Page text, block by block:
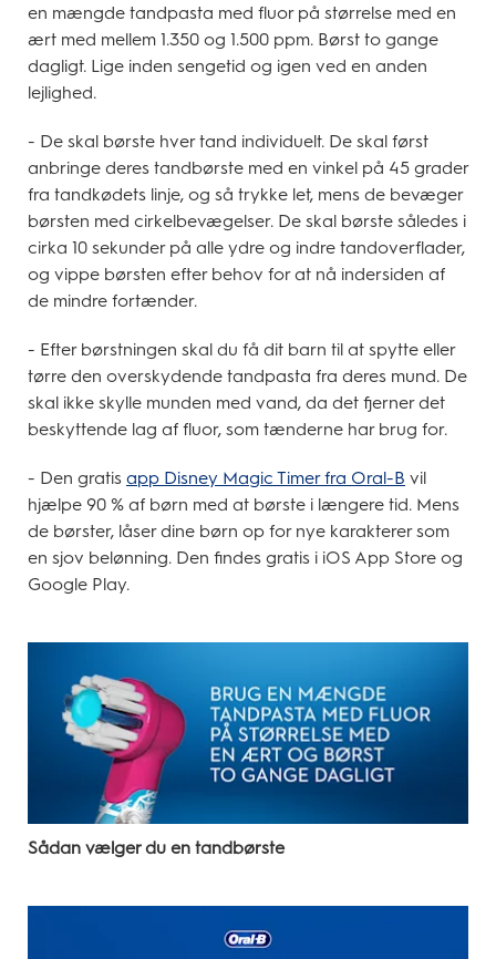
en mængde tandpasta med fluor på størrelse med en
ært med mellem 1.350 og 1.500 ppm. Børst to gange
dagligt. Lige inden sengetid og igen ved en anden
lejlighed.
- De skal børste hver tand individuelt. De skal først
anbringe deres tandbørste med en vinkel på 45 grader
fra tandkødets linje, og så trykke let, mens de bevæger
børsten med cirkelbevægelser. De skal børste således i
cirka 10 sekunder på alle ydre og indre tandoverflader,
og vippe børsten efter behov for at nå indersiden af
de mindre fortænder.
- Efter børstningen skal du få dit barn til at spytte eller
tørre den overskydende tandpasta fra deres mund. De
skal ikke skylle munden med vand, da det fjerner det
beskyttende lag af fluor, som tænderne har brug for.
- Den gratis app Disney Magic Timer fra Oral-B vil
hjælpe 90 % af børn med at børste i længere tid. Mens
de børster, låser dine børn op for nye karakterer som
en sjov belønning. Den findes gratis i iOS App Store og
Google Play.
Sådan vælger du en tandbørste